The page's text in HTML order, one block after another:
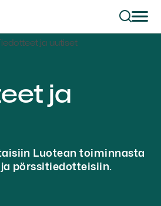
ja uutiset
ja
Luotean toiminnasta
pörssitiedotteisiin.